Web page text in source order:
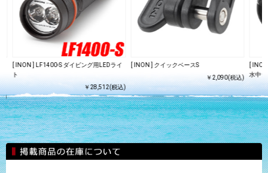
)
[ INON ] LF1400-S ダイビング用LEDライ
ト
￥28,512(税込)
[ INON ] クイックベースS
￥2,090(税込)
[
水中ラ